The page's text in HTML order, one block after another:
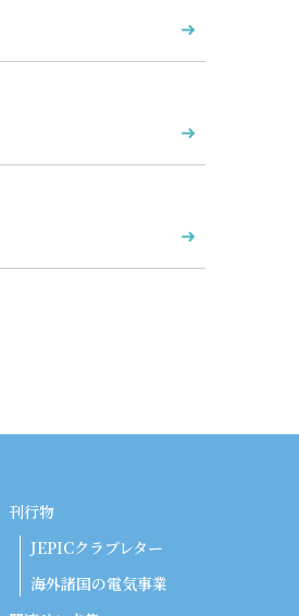
刊行物
JEPICクラブレター
海外諸国の電気事業